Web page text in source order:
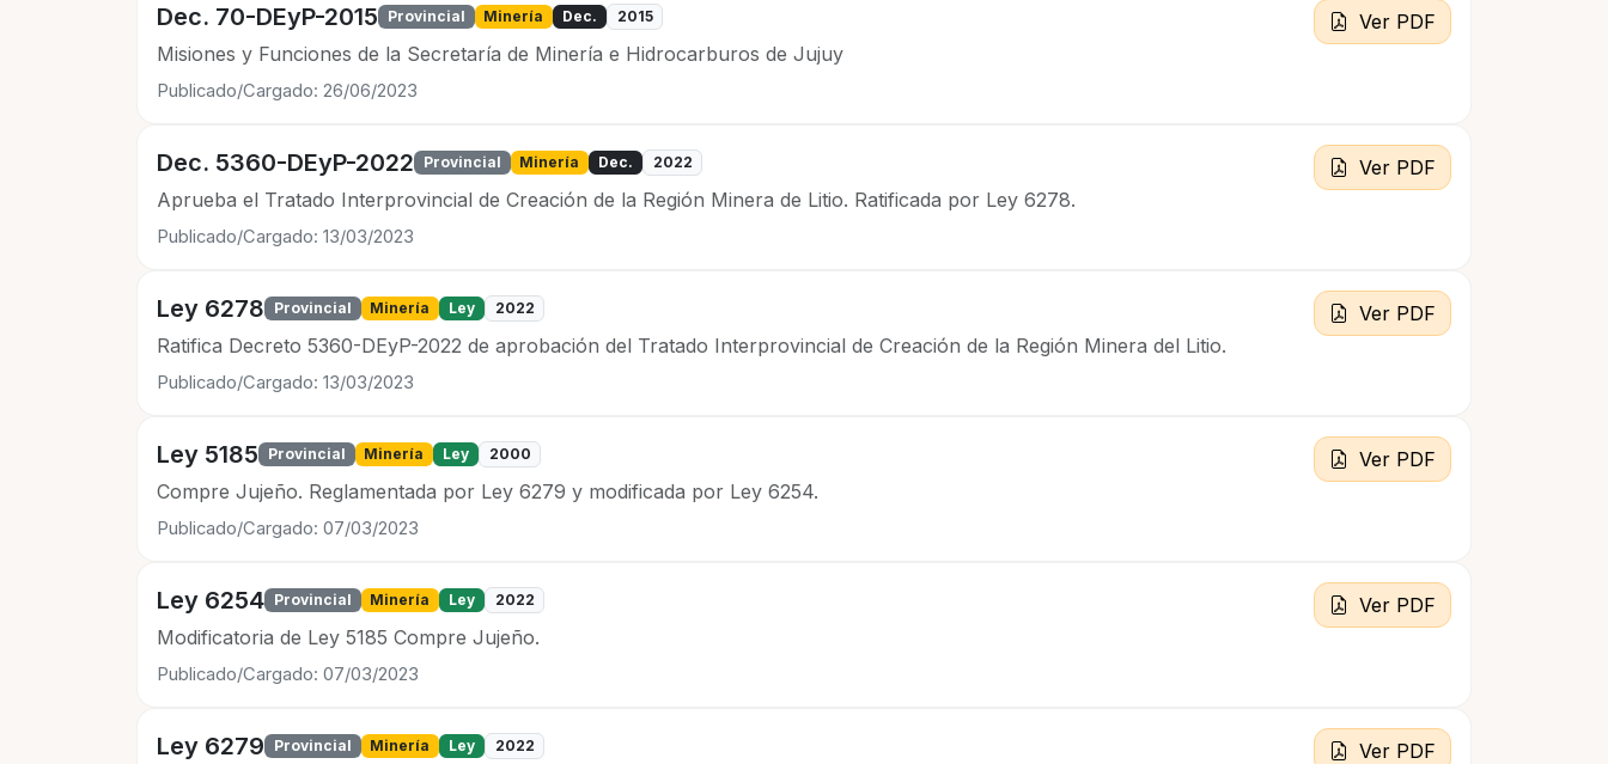
Dec. 70-DEyP-2015 Provincial Minería Dec. 2015
Misiones y Funciones de la Secretaría de Minería e Hidrocarburos de Jujuy
Publicado/Cargado: 26/06/2023
Ver PDF
Dec. 5360-DEyP-2022 Provincial Minería Dec. 2022
Aprueba el Tratado Interprovincial de Creación de la Región Minera de Litio. Ratificada por Ley 6278.
Publicado/Cargado: 13/03/2023
Ver PDF
Ley 6278 Provincial Minería Ley 2022
Ratifica Decreto 5360-DEyP-2022 de aprobación del Tratado Interprovincial de Creación de la Región Minera del Litio.
Publicado/Cargado: 13/03/2023
Ver PDF
Ley 5185 Provincial Minería Ley 2000
Compre Jujeño. Reglamentada por Ley 6279 y modificada por Ley 6254.
Publicado/Cargado: 07/03/2023
Ver PDF
Ley 6254 Provincial Minería Ley 2022
Modificatoria de Ley 5185 Compre Jujeño.
Publicado/Cargado: 07/03/2023
Ver PDF
Ley 6279 Provincial Minería Ley 2022 Ver PDF